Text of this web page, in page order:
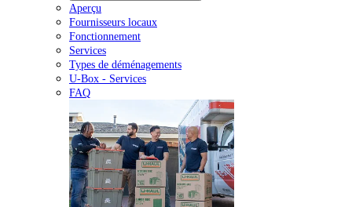
Aperçu
Fournisseurs locaux
Fonctionnement
Services
Types de déménagements
U-Box - Services
FAQ